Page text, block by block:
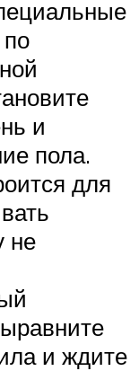
и
пола.
для
не
и ждите